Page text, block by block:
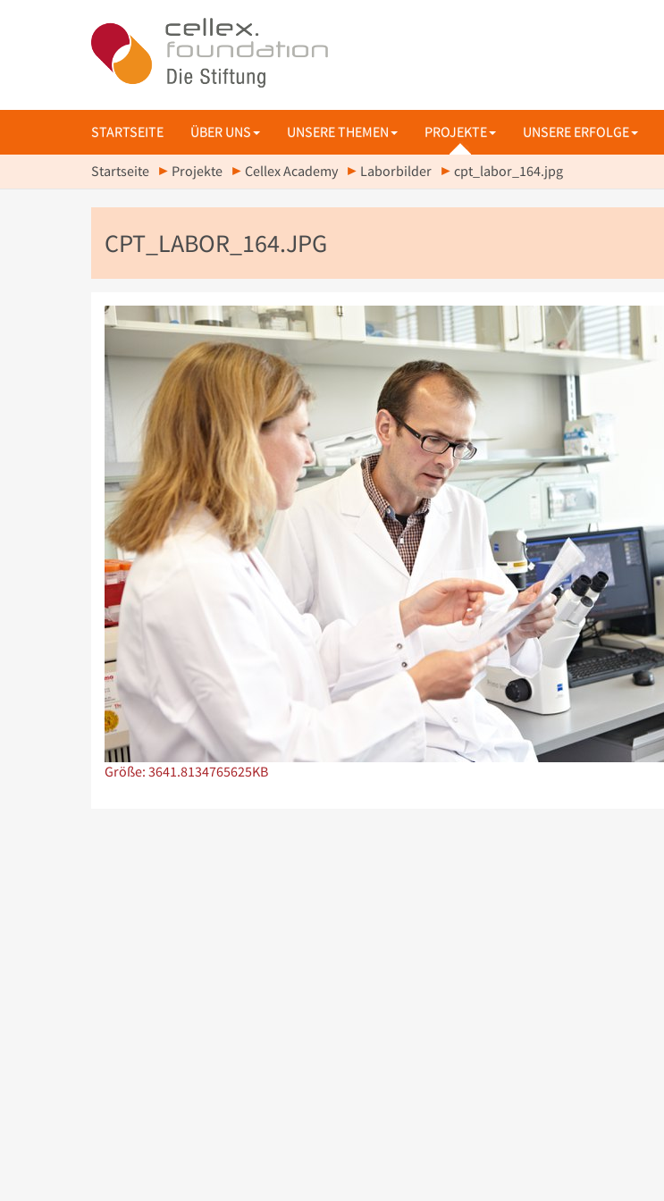
STARTSEITE ÜBER UNS UNSERE THEMEN PROJEKTE UNSERE ERFOLGE
Startseite Projekte Cellex Academy Laborbilder cpt_labor_164.jpg
CPT_LABOR_164.JPG
Zeige Bild in voller Größe…
Größe: 3641.8134765625KB